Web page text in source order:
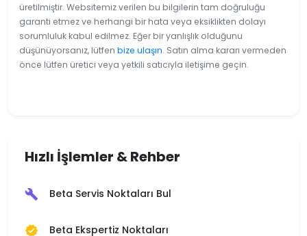
üretilmiştir. Websitemiz verilen bu bilgilerin tam doğruluğu
garanti etmez ve herhangi bir hata veya eksiklikten dolayı
sorumluluk kabul edilmez. Eğer bir yanlışlık olduğunu
düşünüyorsanız, lütfen bize ulaşın. Satın alma kararı vermeden
önce lütfen üretici veya yetkili satıcıyla iletişime geçin.
Hızlı İşlemler & Rehber
build Beta Servis Noktaları Bul
verified Beta Ekspertiz Noktaları